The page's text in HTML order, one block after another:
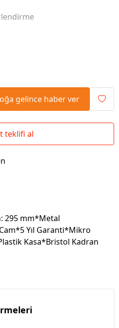
gelince haber ver
teklifi al
295 mm*Metal
Yıl Garanti*Mikro
Kasa*Bristol Kadran